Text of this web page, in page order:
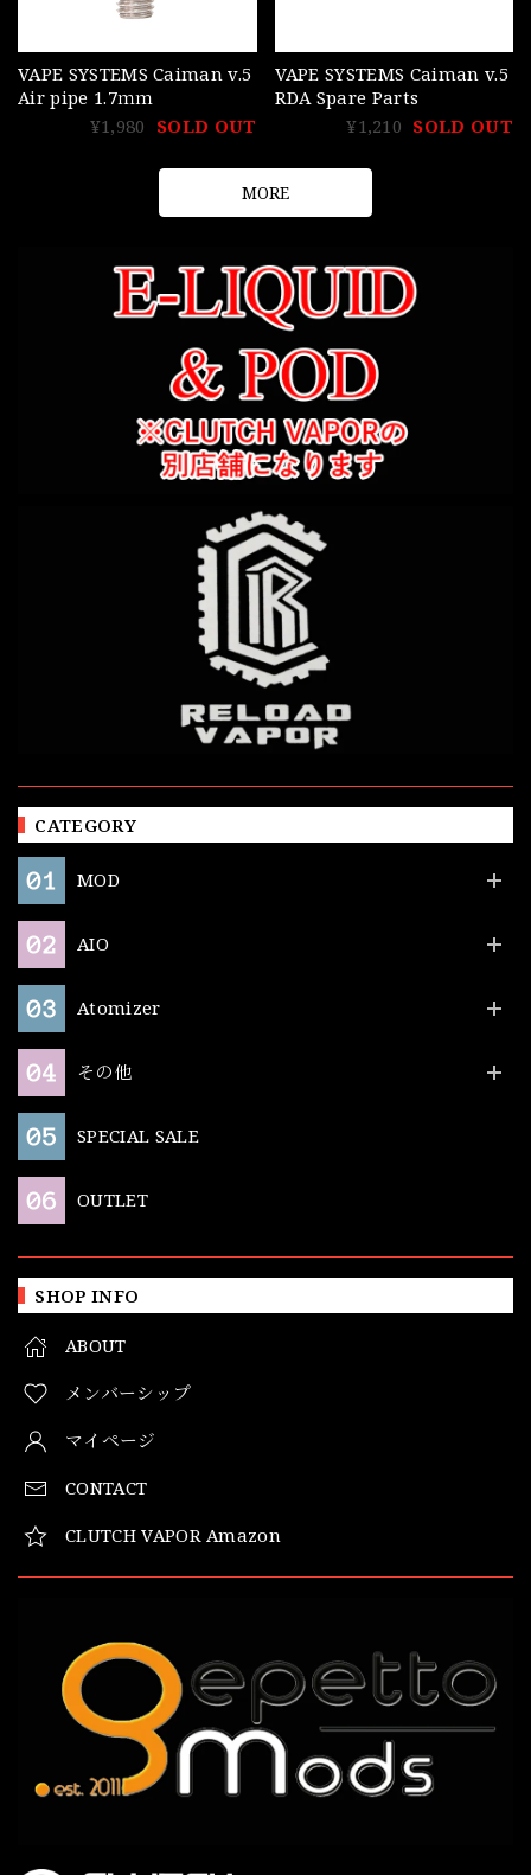
CATEGORY
MOD
AIO
Atomizer
その他
SPECIAL SALE
OUTLET
SHOP INFO
ABOUT
メンバーシップ
マイページ
CONTACT
CLUTCH VAPOR Amazon
VAPE SYSTEMS Caiman v.5
Air pipe 1.7ｍｍ
¥1,980 SOLD OUT
VAPE SYSTEMS Caiman v.5
RDA Spare Parts
¥1,210 SOLD OUT
MORE